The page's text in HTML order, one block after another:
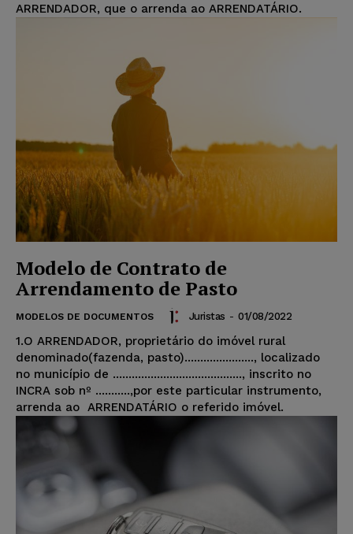
ARRENDADOR, que o arrenda ao ARRENDATÁRIO.
Modelo de Contrato de
Arrendamento de Pasto
MODELOS DE DOCUMENTOS Juristas - 01/08/2022
1.O ARRENDADOR, proprietário do imóvel rural
denominado(fazenda, pasto)......................, localizado
no município de ........................................., inscrito no
INCRA sob nº ...........,por este particular instrumento,
arrenda ao ARRENDATÁRIO o referido imóvel.